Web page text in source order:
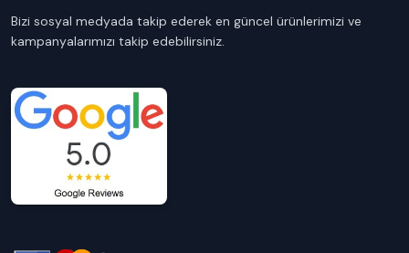
Bizi sosyal medyada takip ederek en güncel ürünlerimizi ve
kampanyalarımızı takip edebilirsiniz.